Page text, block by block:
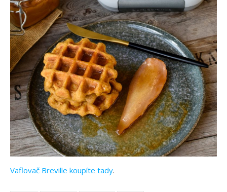
Vaflovač Breville koupíte tady.